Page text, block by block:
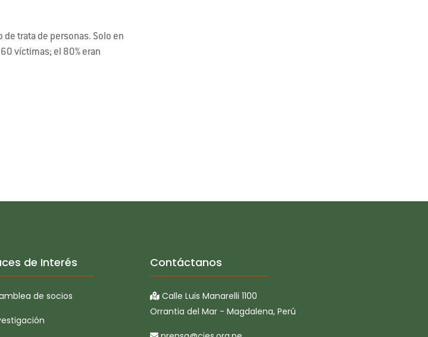
trata de personas. Solo en
víctimas; el 80% eran
de Interés
de socios
Contáctanos
Calle Luis Manarelli 1100
Orrantia del Mar - Magdalena, Perú